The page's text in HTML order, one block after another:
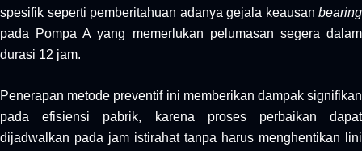
spesifik seperti pemberitahuan adanya gejala keausan bearing
pada Pompa A yang memerlukan pelumasan segera dalam
durasi 12 jam.
Penerapan metode preventif ini memberikan dampak signifikan
pada efisiensi pabrik, karena proses perbaikan dapat
dijadwalkan pada jam istirahat tanpa harus menghentikan lini